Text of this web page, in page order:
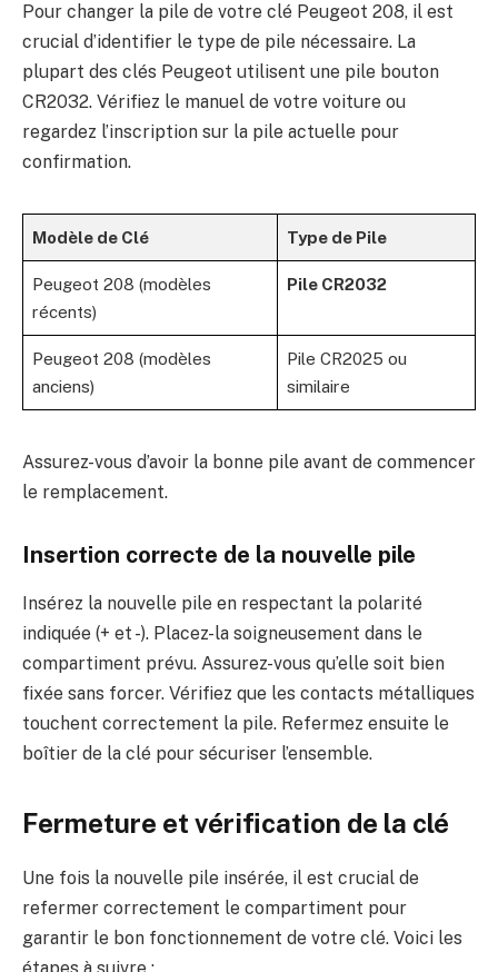
Pour changer la pile de votre clé Peugeot 208, il est
crucial d’identifier le type de pile nécessaire. La
plupart des clés Peugeot utilisent une pile bouton
CR2032. Vérifiez le manuel de votre voiture ou
regardez l’inscription sur la pile actuelle pour
confirmation.
Modèle de Clé Type de Pile
Peugeot 208 (modèles
récents)
Pile CR2032
Peugeot 208 (modèles
anciens)
Pile CR2025 ou
similaire
Assurez-vous d’avoir la bonne pile avant de commencer
le remplacement.
Insertion correcte de la nouvelle pile
Insérez la nouvelle pile en respectant la polarité
indiquée (+ et -). Placez-la soigneusement dans le
compartiment prévu. Assurez-vous qu’elle soit bien
fixée sans forcer. Vérifiez que les contacts métalliques
touchent correctement la pile. Refermez ensuite le
boîtier de la clé pour sécuriser l’ensemble.
Fermeture et vérification de la clé
Une fois la nouvelle pile insérée, il est crucial de
refermer correctement le compartiment pour
garantir le bon fonctionnement de votre clé. Voici les